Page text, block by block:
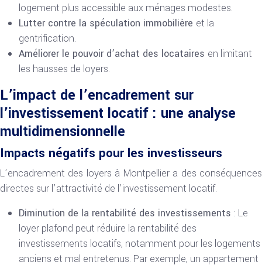
logement plus accessible aux ménages modestes.
Lutter contre la spéculation immobilière et la
gentrification.
Améliorer le pouvoir d’achat des locataires en limitant
les hausses de loyers.
L’impact de l’encadrement sur
l’investissement locatif : une analyse
multidimensionnelle
Impacts négatifs pour les investisseurs
L’encadrement des loyers à Montpellier a des conséquences
directes sur l’attractivité de l’investissement locatif.
Diminution de la rentabilité des investissements : Le
loyer plafond peut réduire la rentabilité des
investissements locatifs, notamment pour les logements
anciens et mal entretenus. Par exemple, un appartement